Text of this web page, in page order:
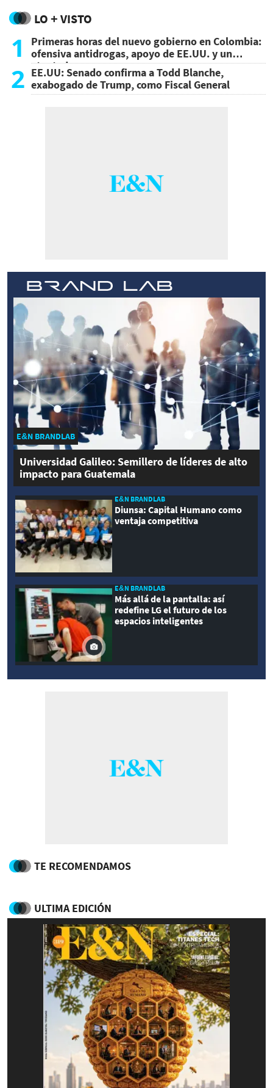
LO + VISTO
1
Primeras horas del nuevo gobierno en Colombia:
ofensiva antidrogas, apoyo de EE.UU. y un
atentado
2 EE.UU: Senado confirma a Todd Blanche,
exabogado de Trump, como Fiscal General
E&N BRANDLAB
Universidad Galileo: Semillero de líderes de alto
impacto para Guatemala
E&N BRANDLAB
Diunsa: Capital Humano como
ventaja competitiva
E&N BRANDLAB
Más allá de la pantalla: así
redefine LG el futuro de los
espacios inteligentes
TE RECOMENDAMOS
ULTIMA EDICIÓN